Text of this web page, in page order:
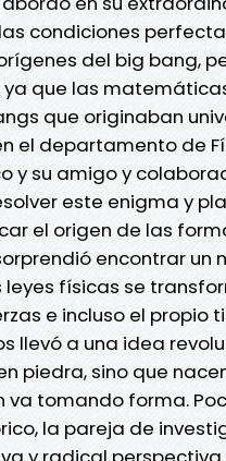
condiciones
del big bang,
ya que las
que originaban
el departamento de
y su amigo y
este enigma y
el origen de las
encontrar un
leyes físicas se
e incluso el propio
llevó a una idea
piedra, sino que
va tomando forma.
la pareja de